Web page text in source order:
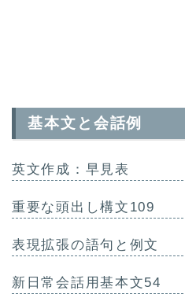
基本文と会話例
英文作成：早見表
重要な頭出し構文109
表現拡張の語句と例文
新日常会話用基本文54